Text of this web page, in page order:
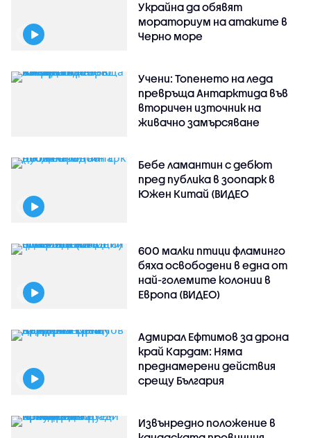
Украйна да обявят
мораториум на атаките в
Черно море
Учени: Топенето на леда
превръща Антарктида във
вторичен източник на
живачно замърсяване
Бебе ламантин с дебют
пред публика в зоопарк в
Южен Китай (ВИДЕО
600 малки птици фламинго
бяха освободени в една от
най-големите колонии в
Европа (ВИДЕО)
Адмирал Ефтимов за дрона
край Кардам: Няма
преднамерени действия
срещу България
Извънредно положение в